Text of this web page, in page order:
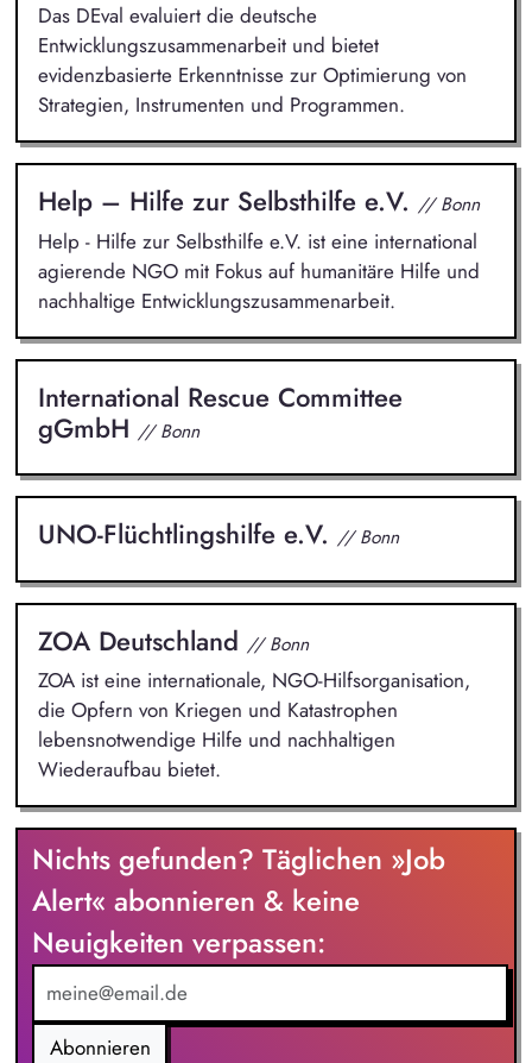
Das DEval evaluiert die deutsche
Entwicklungszusammenarbeit und bietet
evidenzbasierte Erkenntnisse zur Optimierung von
Strategien, Instrumenten und Programmen.
Help – Hilfe zur Selbsthilfe e.V. // Bonn
Help - Hilfe zur Selbsthilfe e.V. ist eine international
agierende NGO mit Fokus auf humanitäre Hilfe und
nachhaltige Entwicklungszusammenarbeit.
International Rescue Committee
gGmbH // Bonn
UNO-Flüchtlingshilfe e.V. // Bonn
ZOA Deutschland // Bonn
ZOA ist eine internationale, NGO-Hilfsorganisation,
die Opfern von Kriegen und Katastrophen
lebensnotwendige Hilfe und nachhaltigen
Wiederaufbau bietet.
Nichts gefunden? Täglichen »Job
Alert« abonnieren & keine
Neuigkeiten verpassen:
Abonnieren